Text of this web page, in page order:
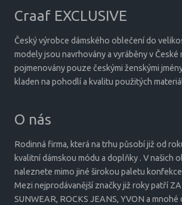
Craaf EXCLUSIVE
Český výrobce dámského oblečení do
modely jsou navrhovány a vyráběny v České
pojmenovány pouze českými ženskými
kladen na pohodlí a kvalitu použitých
O nás
Rodinná firma, která na trhu působí již od
kvalitní dámskou módu a doplňky . V našich
naleznete mimo jiné širokou paletu
Mezi nejprodávanější značky již roky patří
SUNWEAR, ROCKS JEANS, YVON a mnohé